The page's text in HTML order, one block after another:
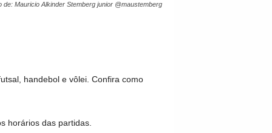
de: Mauricio Alkinder Stemberg junior @maustemberg
handebol e vôlei. Confira como
horários das partidas.